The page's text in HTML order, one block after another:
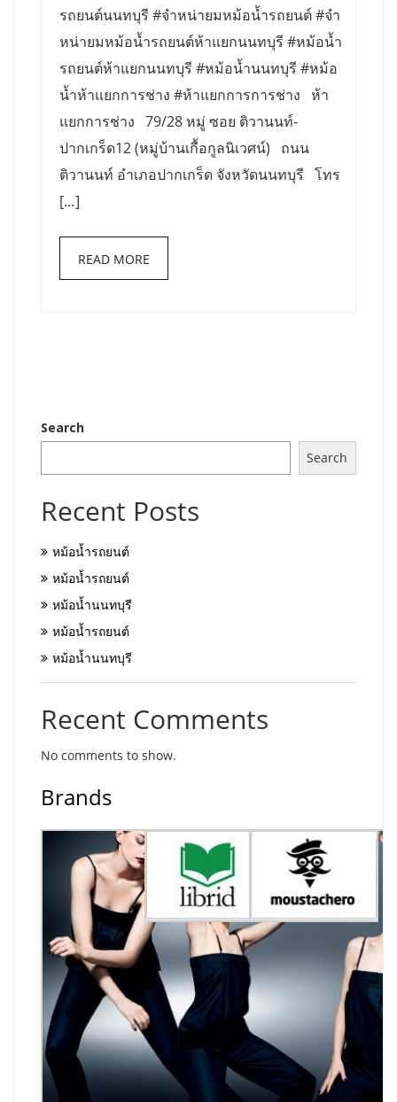
รถยนต์นนทบุรี #จำหน่ายมหม้อน้ำรถยนต์ #จำ
หน่ายมหม้อน้ำรถยนต์ห้าแยกนนทบุรี #หม้อน้ำ
รถยนต์ห้าแยกนนทบุรี #หม้อน้ำนนทบุรี #หม้อ
น้ำห้าแยกการช่าง #ห้าแยกการการช่าง ห้า
แยกการช่าง 79/28 หมู่ ซอย ติวานนท์-
ปากเกร็ด12 (หมู่บ้านเกื้อกูลนิเวศน์) ถนน
ติวานนท์ อำเภอปากเกร็ด จังหวัดนนทบุรี โทร
[…]
READ MORE
Search
Search
Recent Posts
หม้อน้ำรถยนต์
หม้อน้ำรถยนต์
หม้อน้ำนนทบุรี
หม้อน้ำรถยนต์
หม้อน้ำนนทบุรี
Recent Comments
No comments to show.
Brands